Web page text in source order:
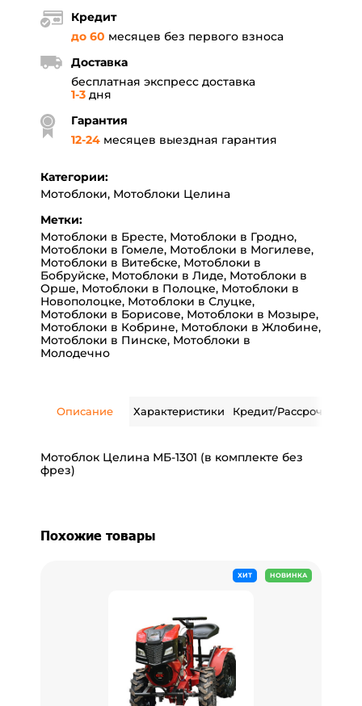
Кредит
до 60 месяцев без первого взноса
Доставка
бесплатная экспресс доставка
1-3 дня
Гарантия
12-24 месяцев выездная гарантия
Категории:
Мотоблоки, Мотоблоки Целина
Метки:
Мотоблоки в Бресте, Мотоблоки в Гродно,
Мотоблоки в Гомеле, Мотоблоки в Могилеве,
Мотоблоки в Витебске, Мотоблоки в
Бобруйске, Мотоблоки в Лиде, Мотоблоки в
Орше, Мотоблоки в Полоцке, Мотоблоки в
Новополоцке, Мотоблоки в Слуцке,
Мотоблоки в Борисове, Мотоблоки в Мозыре,
Мотоблоки в Кобрине, Мотоблоки в Жлобине,
Мотоблоки в Пинске, Мотоблоки в
Молодечно
Описание Характеристики Кредит/Рассрочка
Мотоблок Целина МБ-1301 (в комплекте без
фрез)
Похожие товары
ХИТ НОВИНКА